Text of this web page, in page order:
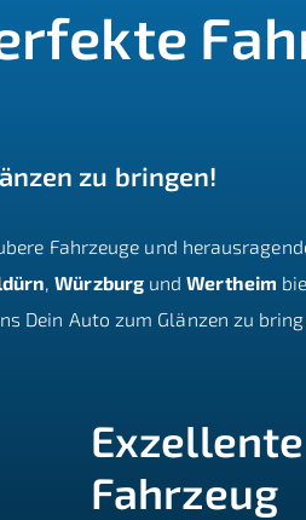
zu bringen!
Fahrzeuge und
,WürzburgundWertheim
Dein Auto zum Glänzen zu
Fahrzeug